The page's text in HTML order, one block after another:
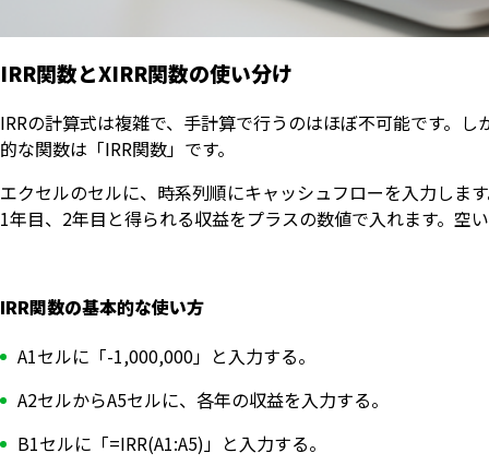
IRR関数とXIRR関数の使い分け
IRRの計算式は複雑で、手計算で行うのはほぼ不可能です。
的な関数は「IRR関数」です。
エクセルのセルに、時系列順にキャッシュフローを入力しま
1年目、2年目と得られる収益をプラスの数値で入れます。空
IRR関数の基本的な使い方
A1セルに「-1,000,000」と入力する。
A2セルからA5セルに、各年の収益を入力する。
B1セルに「=IRR(A1:A5)」と入力する。